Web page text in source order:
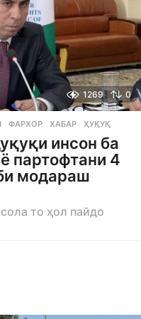
1269 0
,ФАРХОР ,ХАБАР ,ҲУҚУҚ
инсон ба
партофтани 4
модараш
то ҳол пайдо